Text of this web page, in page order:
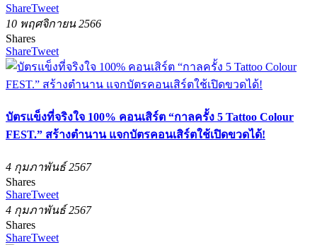
ShareTweet
10 พฤศจิกายน 2566
Shares
ShareTweet
บัตรแข็งที่จริงใจ 100% คอนเสิร์ต “กาลครั้ง 5 Tattoo Colour
FEST.” สร้างตำนาน แจกบัตรคอนเสิร์ตใช้เปิดขวดได้!
4 กุมภาพันธ์ 2567
Shares
ShareTweet
4 กุมภาพันธ์ 2567
Shares
ShareTweet